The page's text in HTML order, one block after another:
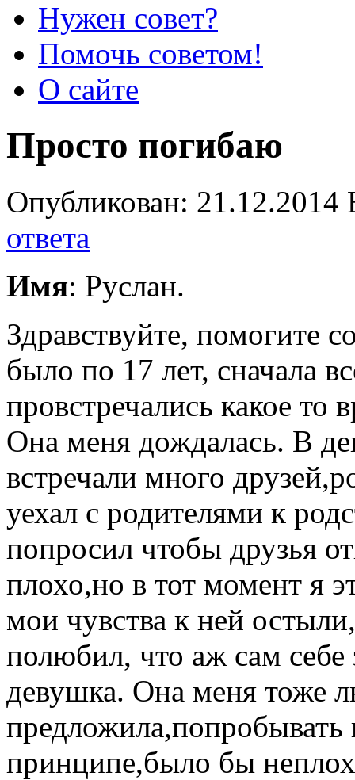
Нужен совет?
Помочь советом!
О сайте
Просто погибаю
Опубликован:
ответа
Имя: Руслан.
Здравствуйте, помогите
было по 17 лет, сначала
провстречались какое
Она меня дождалась. В
встречали много
уехал с родителями к
попросил чтобы друзья
плохо,но в тот момент я
мои чувства к ней
полюбил, что аж сам себе
девушка. Она меня тоже
предложила,попробывать
принципе,было бы